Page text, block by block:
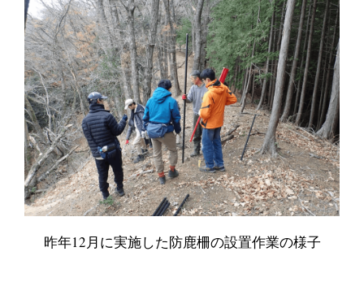
昨年12月に実施した防鹿柵の設置作業の様子